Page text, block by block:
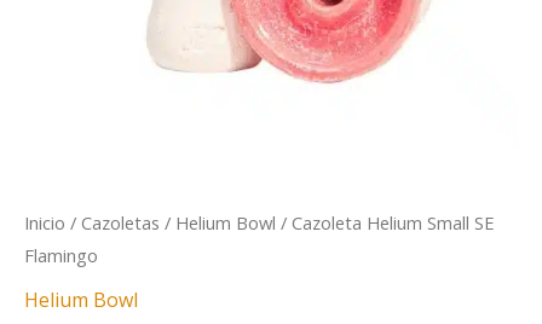
Inicio / Cazoletas / Helium Bowl / Cazoleta Helium Small SE
Flamingo
Helium Bowl